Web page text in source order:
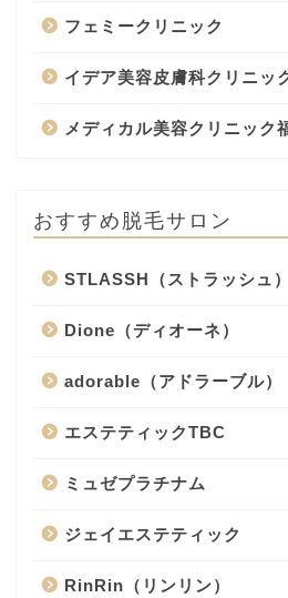
フェミークリニック
イデア美容皮膚科クリニッ
メディカル美容クリニック
おすすめ脱毛サロン
STLASSH（ストラッシュ）
Dione（ディオーネ）
adorable（アドラーブル）
エステティックTBC
ミュゼプラチナム
ジェイエステティック
RinRin（リンリン）